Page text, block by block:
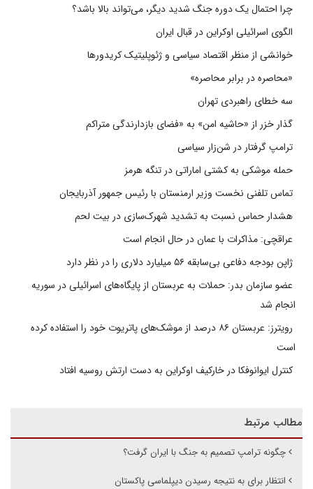
چرا احتمال یک دوره جنگ شدید دیگر، می‌تواند بالا باشد؟
الگوی اسرائیلی اوکراین در قبال ایران
خوانشی از منظر اقتصاد سیاسی و ژئوپلیتیک کریدورها
«محاصره در برابر محاصره»
سه خطای راهبردی تهران
گذار خزر از «حاشیه امن» به «فضای بازدارندگی متراکم
ترامپ گرفتار در شن‌زار سیاسی
حمله موشکی به کشتی اماراتی در تنگه هرمز
تماس تلفنی نخست وزیر ارمنستان با رئیس جمهور آذربایجان
هشدار حماس نسبت به تشدید شهرک‌سازی در بیت‌ لحم
عراقچی: مذاکرات با عمان در حال انجام است
ژاپن بودجه دفاعی بی‌سابقه ۵۶ میلیارد دلاری را در نظر دارد
عضو سازمان بدر: حملات به عربستان از پایگاه‌های اسرائیلی در سوریه
انجام شد
رویترز: عربستان ۸۶ درصد از موشک‌های پاتریوت خود را استفاده کرده
است
کنترل ایوانوفکا در خارکیف اوکراین به دست ارتش روسیه افتاد
مطالب مرتبط
چگونه ترامپ تصمیم به جنگ با ایران گرفت؟
انتظار برای به نتیجه رسیدن دیپلماسی پاکستان